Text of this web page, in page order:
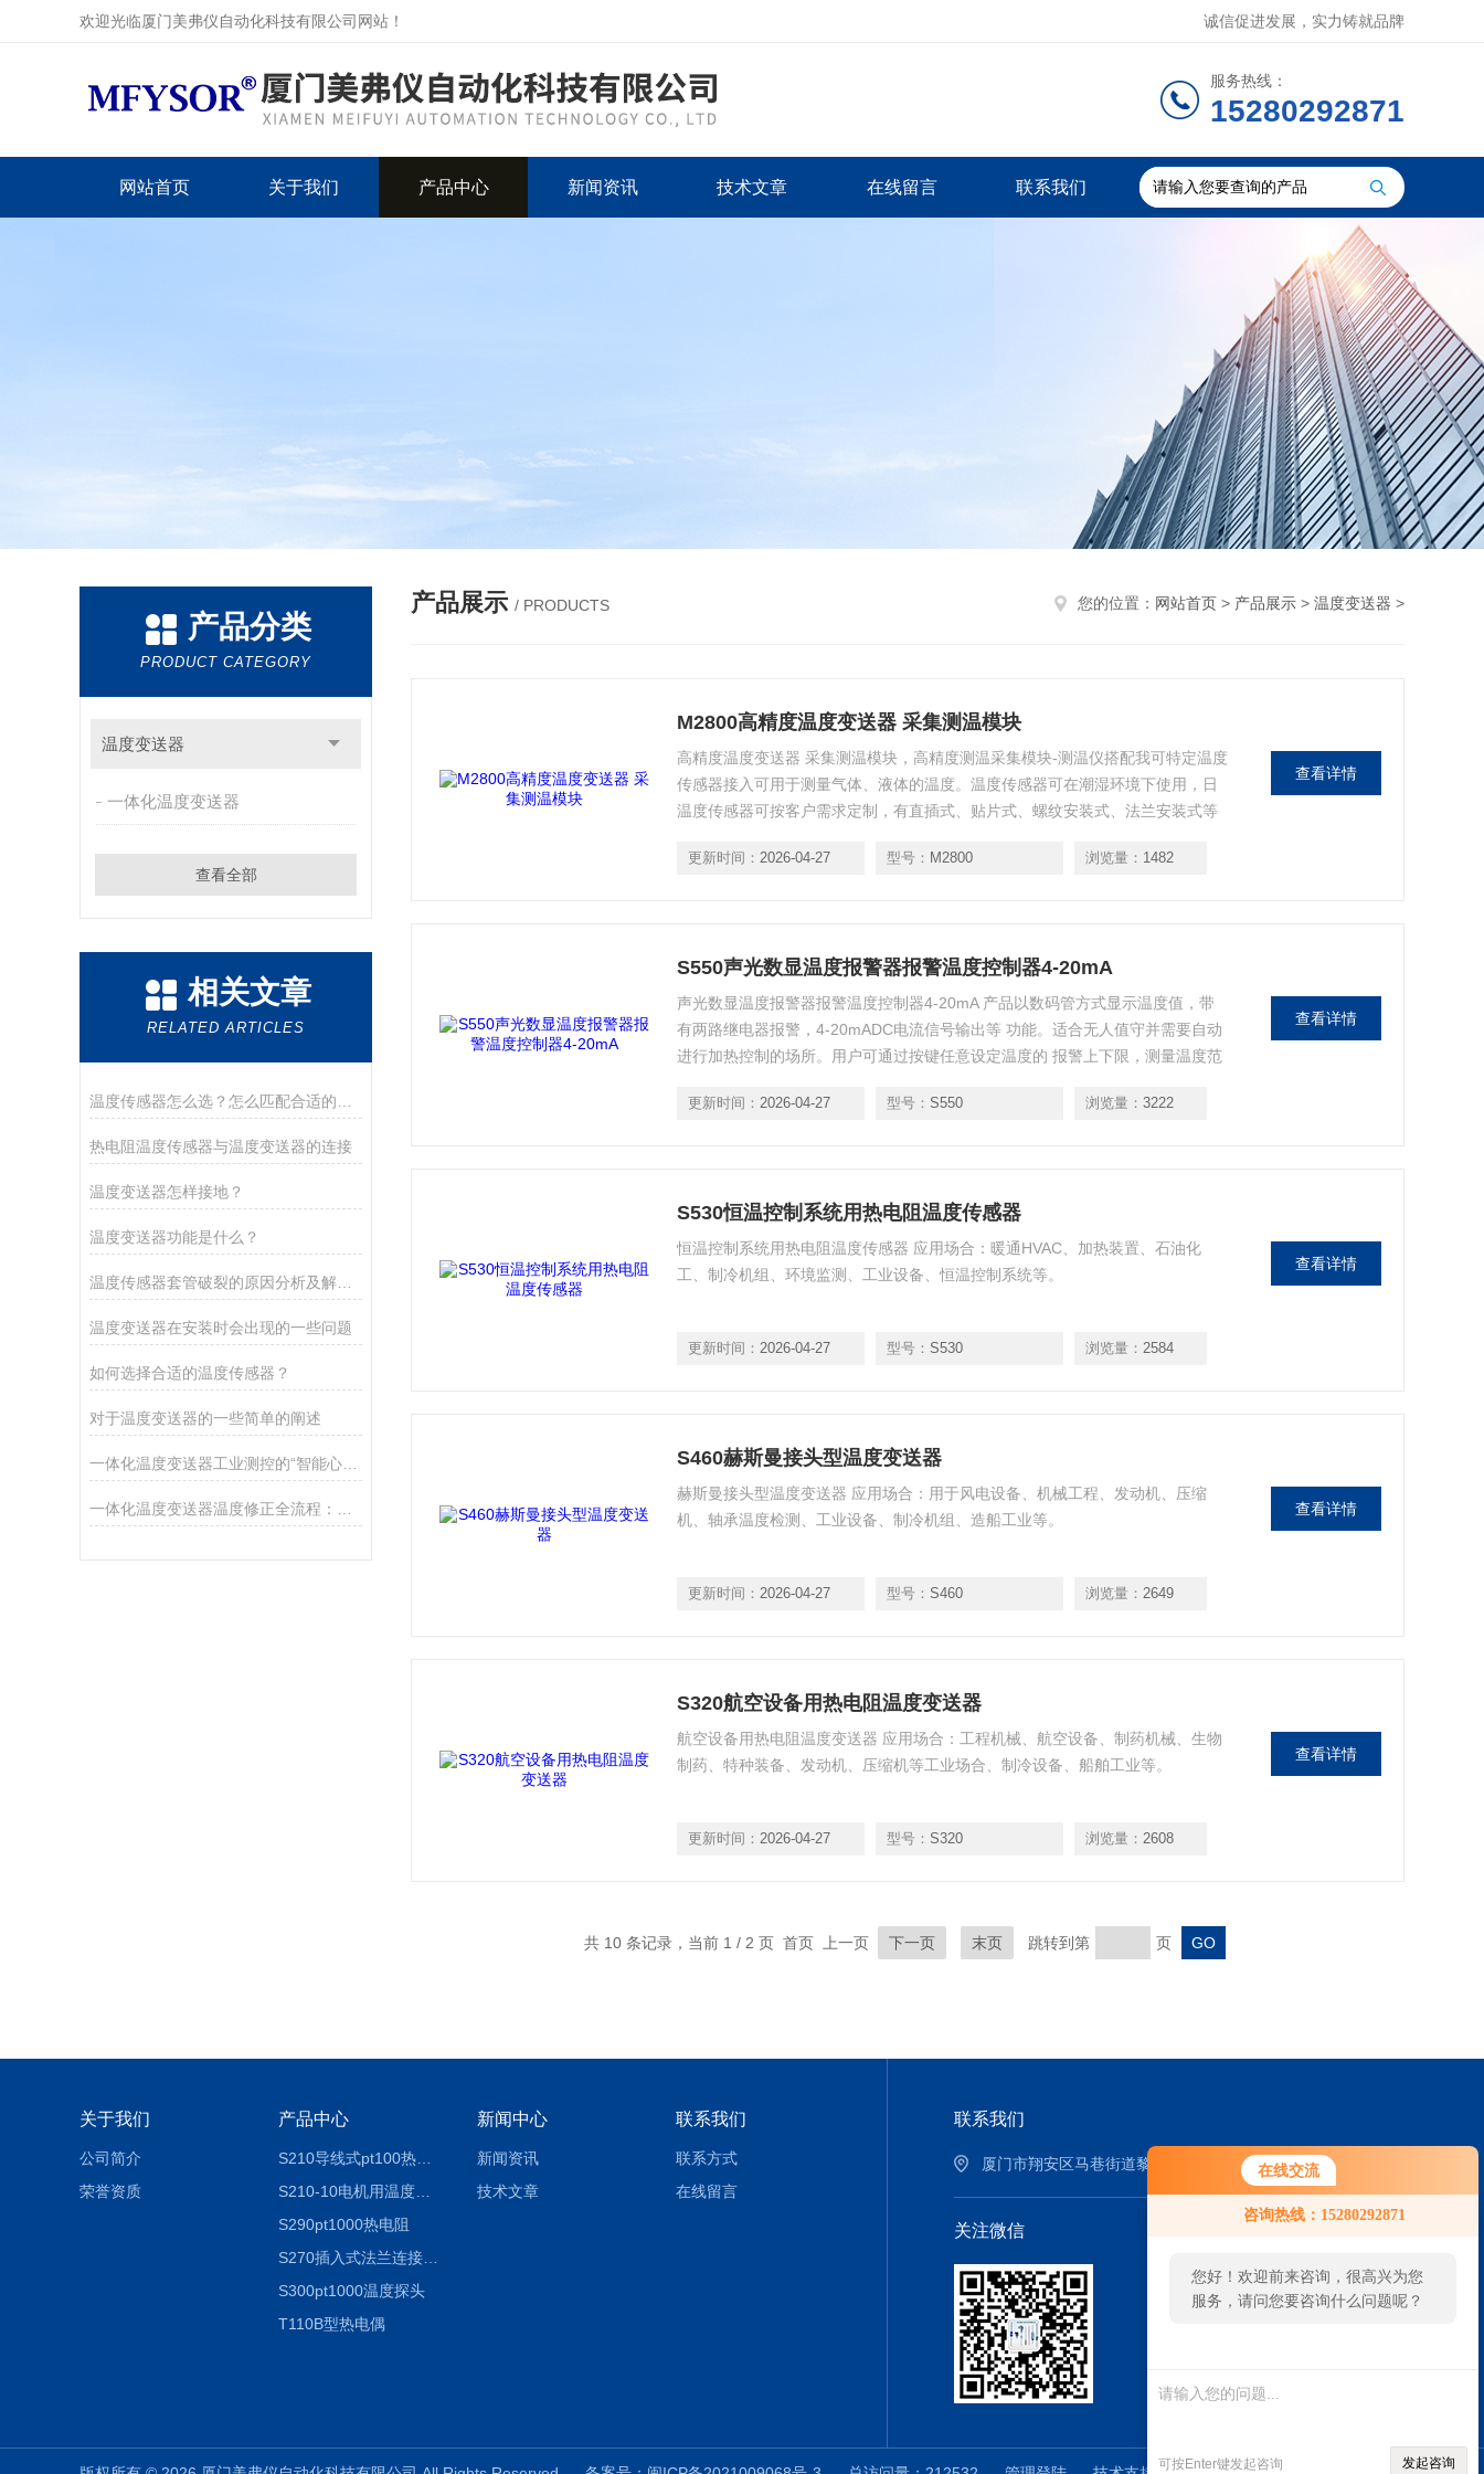
在线交流
咨询热线：15280292871
您好！欢迎前来咨询，很高兴为您
服务，请问您要咨询什么问题呢？
可按Enter键发起咨询 发起咨询
欢迎光临厦门美弗仪自动化科技有限公司网站！ 诚信促进发展，实力铸就品牌
服务热线：
15280292871
网站首页 关于我们 产品中心 新闻资讯 技术文章 在线留言 联系我们
产品分类
PRODUCT CATEGORY
温度变送器
一体化温度变送器
查看全部
相关文章
RELATED ARTICLES
热电阻温度传感器与温度变送器的连接
温度变送器怎样接地？
温度变送器功能是什么？
温度传感器套管破裂的原因分析及解决方法
温度变送器在安装时会出现的一些问题
如何选择合适的温度传感器？
对于温度变送器的一些简单的阐述
一体化温度变送器工业测控的“智能心脏”与五大核心优势解析
产品展示 / PRODUCTS 您的位置： 网站首页 > 产品展示 > 温度变送器 >
M2800高精度温度变送器 采集测温模块
高精度温度变送器 采集测温模块，高精度测温采集模块-测温仪搭配我可特定温度
传感器接入可用于测量气体、液体的温度。温度传感器可在潮湿环境下使用，日
温度传感器可按客户需求定制，有直插式、贴片式、螺纹安装式、法兰安装式等
看，主要运用对精度要求高的场合。
更新时间： 2026-04-27 型号： M2800 浏览量： 1482
查看详情
S550声光数显温度报警器报警温度控制器4-20mA
声光数显温度报警器报警温度控制器4-20mA 产品以数码管方式显示温度值，带
有两路继电器报警，4-20mADC电流信号输出等 功能。适合无人值守并需要自动
进行加热控制的场所。用户可通过按键任意设定温度的 报警上下限，测量温度范
拟量输出和现场显示为一体的高精密产品。
更新时间： 2026-04-27 型号： S550 浏览量： 3222
查看详情
S530恒温控制系统用热电阻温度传感器
恒温控制系统用热电阻温度传感器 应用场合：暖通HVAC、加热装置、石油化
工、制冷机组、环境监测、工业设备、恒温控制系统等。
更新时间： 2026-04-27 型号： S530 浏览量： 2584
查看详情
S460赫斯曼接头型温度变送器
赫斯曼接头型温度变送器 应用场合：用于风电设备、机械工程、发动机、压缩
机、轴承温度检测、工业设备、制冷机组、造船工业等。
更新时间： 2026-04-27 型号： S460 浏览量： 2649
查看详情
S320航空设备用热电阻温度变送器
航空设备用热电阻温度变送器 应用场合：工程机械、航空设备、制药机械、生物
制药、特种装备、发动机、压缩机等工业场合、制冷设备、船舶工业等。
更新时间： 2026-04-27 型号： S320 浏览量： 2608
查看详情
共 10 条记录，当前 1 / 2 页 首页 上一页 下一页 末页 跳转到第 页
关于我们
公司简介
荣誉资质
产品中心
S210导线式pt100热电阻
S210-10电机用温度探头
S290pt1000热电阻
S270插入式法兰连接式热电阻温度传感器
S300pt1000温度探头
T110B型热电偶
新闻中心
新闻资讯
技术文章
联系我们
联系方式
在线留言
联系我们
厦门市翔安区马巷街道黎安林柄里90号
关注微信